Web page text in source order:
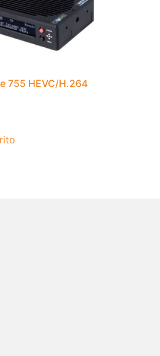
755 HEVC/H.264